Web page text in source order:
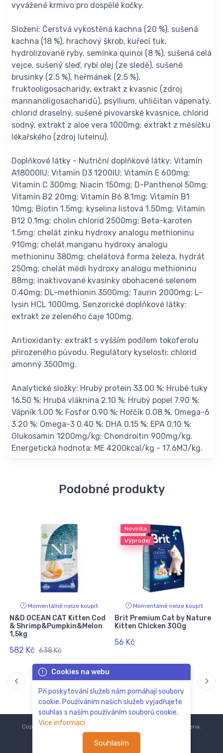
vyvážené krmivo pro dospělé kočky.
Složení: Čerstvá vykostěná kachna (20 %), sušená
kachna (18 %), hrachový škrob, kuřecí tuk,
hydrolizované ryby, semínka quinoi (8 %), sušená celá
vejce, sušený sleď, rybí olej (ze sledě), sušené
brusinky (2.5 %), heřmánek (2.5 %),
fruktooligosacharidy, extrakt z kvasnic (zdroj
mannanoligosacharidů), psyllium, uhličitan vápenatý,
chlorid draselný, sušené pivovarské kvasnice, chlorid
sodný, extrakt z aloe vera 1000mg; extrakt z měsíčku
lékařského (zdroj luteinu).
Doplňkové látky - Nutriční doplňkové látky: Vitamín
A18000IU; Vitamín D3 1200IU; Vitamín E 600mg;
Vitamín C 300mg; Niacin 150mg; D-Panthenol 50mg;
Vitamín B2 20mg; Vitamín B6 8.1mg; Vitamín B1
10mg; Biotin 1.5mg; kyselina listová 1.50mg; Vitamín
B12 0.1mg; cholin chlorid 2500mg; Beta-karoten
1.5mg; chelát zinku hydroxy analogu methioninu
910mg; chelát manganu hydroxy analogu
methioninu 380mg; chelátová forma železa, hydrát
250mg; chelát mědi hydroxy analogu methioninu
88mg; inaktivované kvasinky obohacené selenem
0.40mg; DL-methionin 3500mg; Taurin 2000mg; L-
lysin HCL 1000mg, Senzorické doplňkové látky:
extrakt ze zeleného čaje 100mg.
Antioxidanty: extrakt s vyšším podílem tokoferolu
přirozeného původu. Regulátory kyselosti: chlorid
amonný 3500mg.
Analytické složky: Hrubý protein 33.00 %; Hrubé tuky
16.50 %; Hrubá vláknina 2.10 %; Hrubý popel 7.90 %;
Vápník 1.00 %; Fosfor 0.90 %; Hořčík 0.08 %, Omega-6
3.20 %; Omega-3 0.40 %; DHA 0.15 %; EPA 0.10 %;
Glukosamin 1200mg/kg; Chondroitin 900mg/kg.
Energetická hodnota: ME 4200kcal/kg - 17.6MJ/kg.
Podobné produkty
Momentálně nelze koupit
N&D OCEAN CAT Kitten Cod
& Shrimp&Pumpkin&Melon
1,5kg
582 Kč 638 Kč
Novinka
Výprodej
Momentálně nelze koupit
Brit Premium Cat by Nature
Kitten Chicken 300g
56 Kč
Cookies na webu
Při poskytování služeb nám pomáhají soubory
cookie. Používáním našich služeb vyjadřujete
souhlas s naším používáním souborů cookie.
Více informací
Souhlasím
Copyright © 2018-2024 Všechna práva vyhrazena.